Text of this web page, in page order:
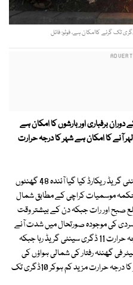
برفباری اور بارشوں کا امکان ہے
لہر آنے کا امکان ہے شہر کا درجہ حرارت
منگل کو کم سے کم درجہ حرارت11ڈگری سینٹی گریڈ ریکارڈ کیا گیا آئندہ 48 گھنٹوں
موسمیات کراچی کے مطابق شمال
صبح اور رات جبکہ دن کے بیشتر وقت
کی موجودہ صورتحال میں شدت آنے
کا امکان ہے، منگل کو شہر کا کم سے کم درجہ حرارت 11 ڈگری سینٹی گریڈ رہا جبکہ
کی جانب سے چلنے والی20 کلومیٹر فی گھنٹہ رفتار کی شمالی ہواؤں کی
وجہ سے خنکی چھائی رہی، آج (بدھ) کو شہر کا درجہ حرارت مزید کم ہوکر 10ڈگری تک